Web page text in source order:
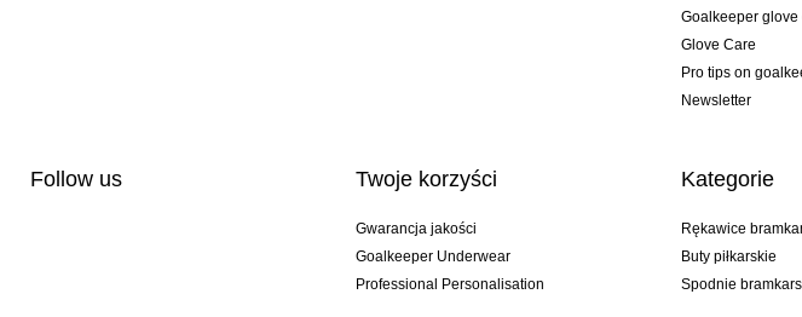
Goalkeeper glove
Glove Care
Pro tips on
Newsletter
Follow us Twoje korzyści
Gwarancja jakości
Goalkeeper Underwear
Professional Personalisation
Kategorie
Rękawice
Buty piłkarskie
Spodnie